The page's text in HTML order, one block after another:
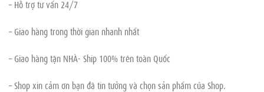
– Hỗ trợ tư vấn 24/7
– Giao hàng trong thời gian nhanh nhất
– Giao hàng tận NHÀ- Ship 100% trên toàn Quốc
– Shop xin cảm ơn bạn đã tin tưởng và chọn sản phẩm của Shop.